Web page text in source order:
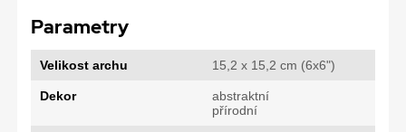
Parametry
Velikost archu 15,2 x 15,2 cm (6x6")
Dekor
abstraktní
přírodní